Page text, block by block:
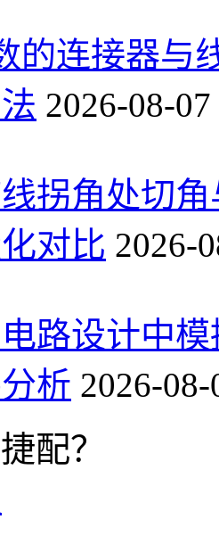
的连接器与
2026-08-
拐角处切
对比 2026-
路设计中
析 2026-
配？